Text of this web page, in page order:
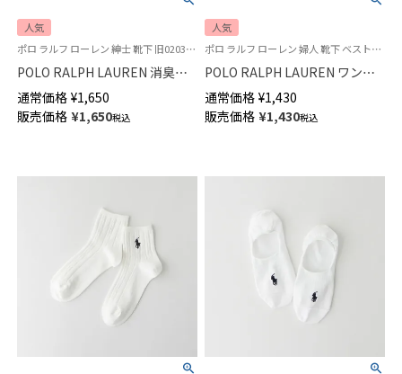
人気
ポロ ラルフ ローレン 紳士 靴下 旧02032401
POLO RALPH LAUREN 消臭加
工 綿混 ワンポイント刺繍 リブ
クルー丈 メンズソックス 【22-
24cm】 【24-26cm】【26-28cm】
通常価格 ¥1,650
販売価格 ¥1,650税込
人気
ポロ ラルフ ローレン 婦人 靴下 ベストセラー
POLO RALPH LAUREN ワンポ
イント刺繍 リブ クルー丈ソッ
クス レディース 03207330
通常価格 ¥1,430
販売価格 ¥1,430税込